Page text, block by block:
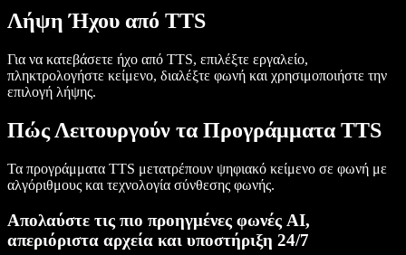
Λήψη Ήχου από TTS
Για να κατεβάσετε ήχο από TTS, επιλέξτε εργαλείο,
πληκτρολογήστε κείμενο, διαλέξτε φωνή και χρησιμοποιήστε την
επιλογή λήψης.
Πώς Λειτουργούν τα Προγράμματα TTS
Τα προγράμματα TTS μετατρέπουν ψηφιακό κείμενο σε φωνή με
αλγόριθμους και τεχνολογία σύνθεσης φωνής.
Απολαύστε τις πιο προηγμένες φωνές AI,
απεριόριστα αρχεία και υποστήριξη 24/7